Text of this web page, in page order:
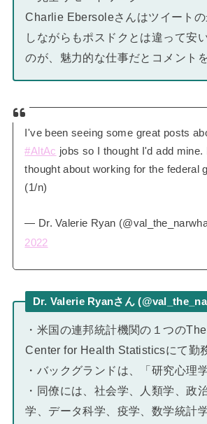
Charlie Ebersoleさんはツイート
しながらもポスドクとは違って安
のが、魅力的な仕事だとコメント
I've been seeing some great posts
#AltAc jobs so I thought I'd add mine.
thought about working for the federal
(1/n)
— Dr. Valerie Ryan
2022
Dr. Valerie Ryanさん
・米国の連邦統計機関の１つの
Center for Health Statisticsにて勤
・バックグランドは、「研究心理
・同僚には、社会学、人類学、政
学、データ科学、疫学、数学統計学